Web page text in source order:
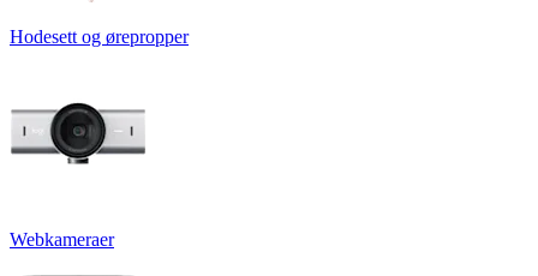
Hodesett og ørepropper
Webkameraer